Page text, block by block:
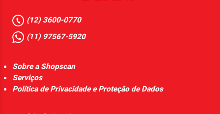
(12) 3600-0770
(11) 97567-5920
Sobre a Shopscan
Serviços
Política de Privacidade e Proteção de Dados